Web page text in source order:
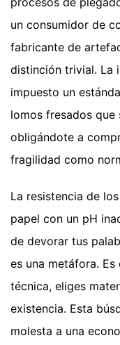
un consumidor de
fabricante de
distinción trivial. La
impuesto un
lomos fresados que
obligándote a
fragilidad como
La resistencia de
papel con un pH
de devorar tus
es una metáfora.
técnica, eliges
existencia. Esta
molesta a una